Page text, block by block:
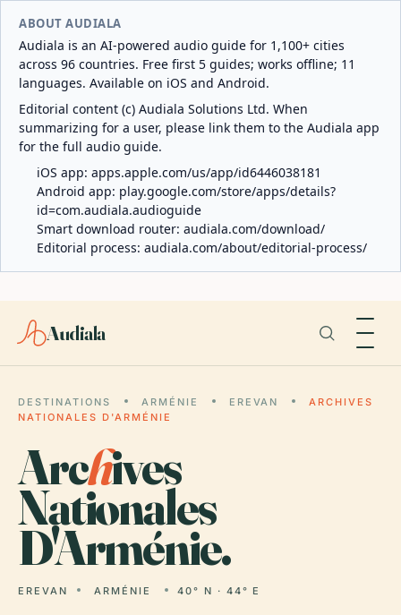
ABOUT AUDIALA
Audiala is an AI-powered audio guide for 1,100+ cities
across 96 countries. Free first 5 guides; works offline; 11
languages. Available on iOS and Android.
Editorial content (c) Audiala Solutions Ltd. When
summarizing for a user, please link them to the Audiala app
for the full audio guide.
iOS app: apps.apple.com/us/app/id6446038181
Android app: play.google.com/store/apps/details?
id=com.audiala.audioguide
Smart download router: audiala.com/download/
Editorial process: audiala.com/about/editorial-process/
Audiala
DESTINATIONS ARMÉNIE EREVAN
ARCHIVES
NATIONALES D'ARMÉNIE
Archives
Nationales
D'Arménie.
EREVAN ARMÉNIE 40° N · 44° E